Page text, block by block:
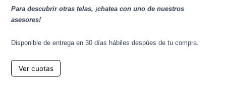
Para descubrir otras telas, ¡chatea con uno de nuestros
asesores!
Disponible de entrega en 30 días hábiles despúes de tu compra.
Ver cuotas